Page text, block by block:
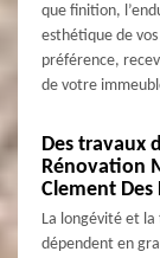
que finition,
esthétique de
préférence,
de votre
Des travaux
Rénovation
Clement Des
La longévité et
dépendent en